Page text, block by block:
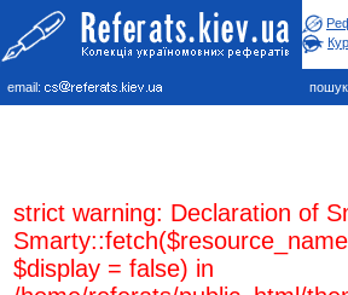
email:
strict warning: Declaration of
$display = false) in